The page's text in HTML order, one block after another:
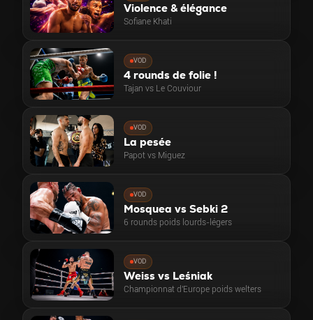
Violence & élégance
Sofiane Khati
VOD
4 rounds de folie !
Tajan vs Le Couviour
VOD
La pesée
Papot vs Miguez
VOD
Mosquea vs Sebki 2
6 rounds poids lourds-légers
VOD
Weiss vs Leśniak
Championnat d'Europe poids welters